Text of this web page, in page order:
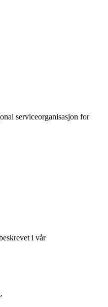
serviceorganisasjon for
i vår